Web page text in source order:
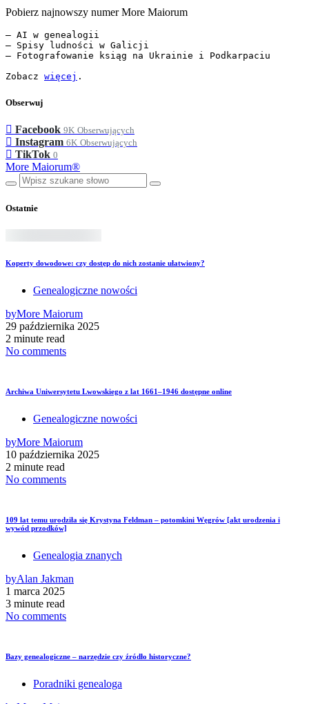
Pobierz najnowszy numer More Maiorum
— AI w genealogii
— Spisy ludności w Galicji
— Fotografowanie ksiąg na Ukrainie i Podkarpaciu
Zobacz więcej .
Obserwuj
Facebook 9K Obserwujących
Instagram 6K Obserwujących
TikTok 0
More Maiorum®
Ostatnie
Koperty dowodowe: czy dostęp do nich zostanie ułatwiony?
Genealogiczne nowości
byMore Maiorum
29 października 2025
2 minute read
No comments
Archiwa Uniwersytetu Lwowskiego z lat 1661–1946 dostępne online
Genealogiczne nowości
byMore Maiorum
10 października 2025
2 minute read
No comments
109 lat temu urodziła się Krystyna Feldman – potomkini Węgrów [akt urodzenia i
wywód przodków]
Genealogia znanych
byAlan Jakman
1 marca 2025
3 minute read
No comments
Bazy genealogiczne – narzędzie czy źródło historyczne?
Poradniki genealoga